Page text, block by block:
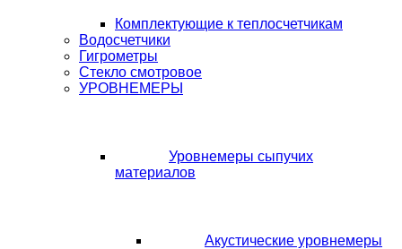
Комплектующие к теплосчетчикам
Водосчетчики
Гигрометры
Стекло смотровое
УРОВНЕМЕРЫ
Уровнемеры сыпучих
материалов
Акустические уровнемеры